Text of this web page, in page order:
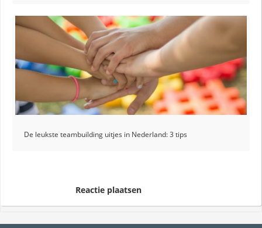
De leukste teambuilding uitjes in Nederland: 3 tips
Reactie plaatsen